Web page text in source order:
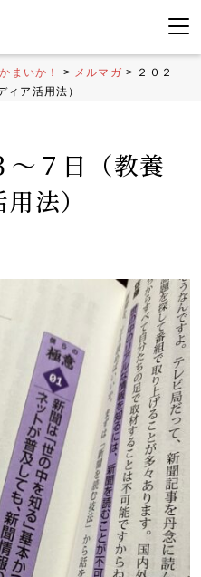
まいか！ > メルマガ > ２０２
ィア活用法）
～７日（教養
法）